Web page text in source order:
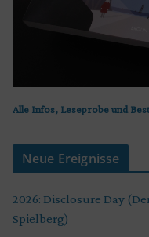
Alle Infos, Leseprobe und
Neue Ereignisse
2026: Disclosure Day
Spielberg)